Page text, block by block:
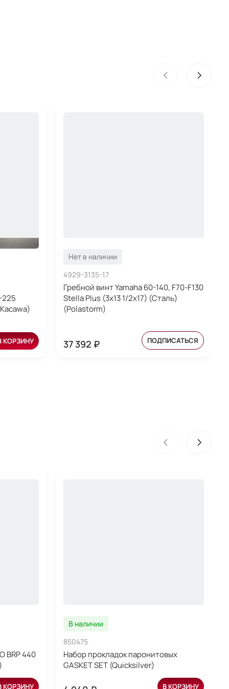
225
КОРЗИНУ
Нет в наличии
4929-3135-17
Гребной винт Yamaha 60-140, F70-F130
Stella Plus (3x13 1/2x17) (Сталь)
(Polastorm)
37 392 ₽ ПОДПИСАТЬСЯ
BRP 440
КОРЗИНУ
В наличии
850475
Набор прокладок паронитовых
GASKET SET (Quicksilver)
В КОРЗИНУ